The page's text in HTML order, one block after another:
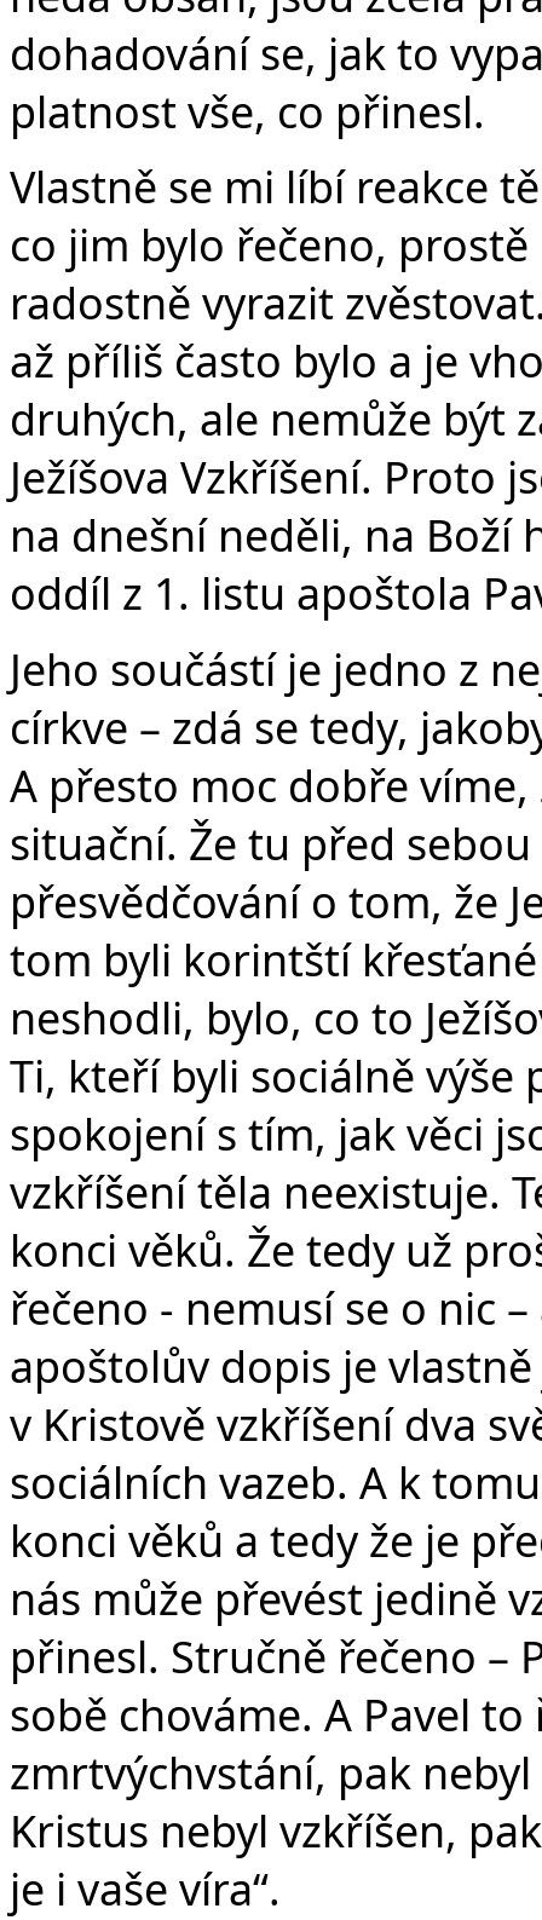
dohadování se, jak to
platnost vše, co přinesl.
Vlastně se mi líbí reakce
co jim bylo řečeno,
radostně vyrazit
až příliš často bylo a je
druhých, ale nemůže být
Ježíšova Vzkříšení. Proto
na dnešní neděli, na Boží
oddíl z 1. listu apoštola
Jeho součástí je jedno z
církve – zdá se tedy,
A přesto moc dobře
situační. Že tu před
přesvědčování o tom, že
tom byli korintští
neshodli, bylo, co to
Ti, kteří byli sociálně
spokojení s tím, jak věci
vzkříšení těla neexistuje.
konci věků. Že tedy už
řečeno - nemusí se o nic
apoštolův dopis je
v Kristově vzkříšení dva
sociálních vazeb. A k
konci věků a tedy že je
nás může převést jedině
přinesl. Stručně řečeno –
sobě chováme. A Pavel
zmrtvýchvstání, pak
Kristus nebyl vzkříšen,
je i vaše víra“.